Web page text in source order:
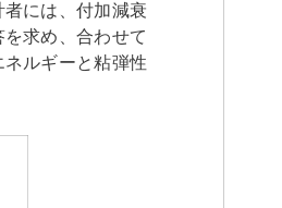
には、付加減衰
求め、合わせて
ルギーと粘弾性